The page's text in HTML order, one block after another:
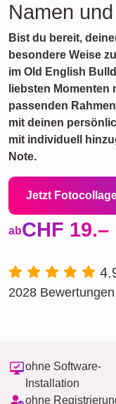
Namen
Bist du bereit,
besondere Weise
im Old English
liebsten Momenten
passenden
mit deinen
mit individuell
Note.
Jetzt
abCHF 19.–
2028 Bewertungen
ohne Software-
Installation
ohne